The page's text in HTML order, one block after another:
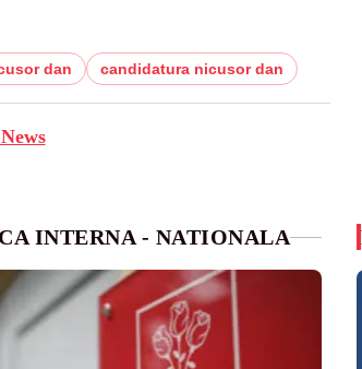
dan candidatura nicusor dan
INTERNA - NATIONALA